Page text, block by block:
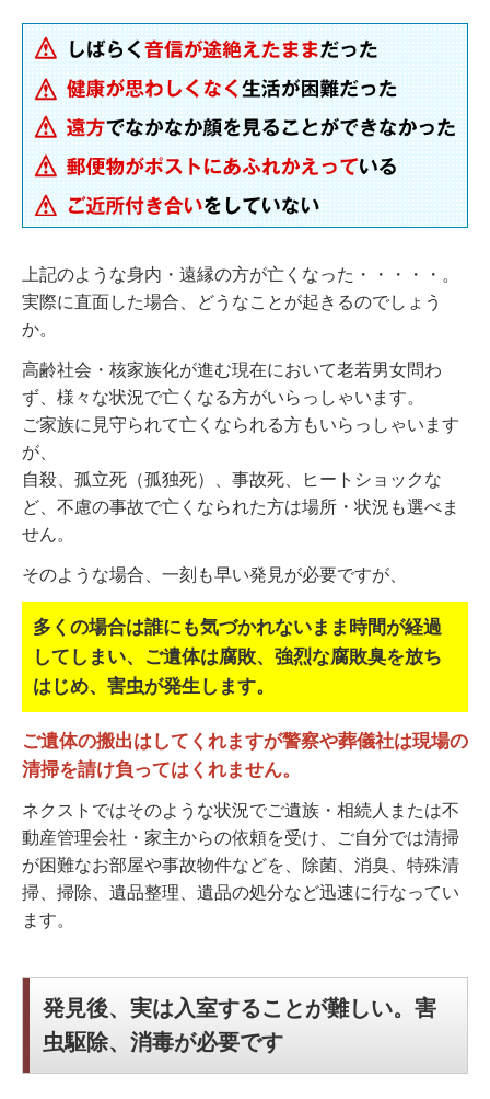
上記のような身内・遠縁の方が亡くなった・・・・・。
実際に直面した場合、どうなことが起きるのでしょう
か。
高齢社会・核家族化が進む現在において老若男女問わ
ず、様々な状況で亡くなる方がいらっしゃいます。
ご家族に見守られて亡くなられる方もいらっしゃいます
が、
自殺、孤立死（孤独死）、事故死、ヒートショックな
ど、不慮の事故で亡くなられた方は場所・状況も選べま
せん。
そのような場合、一刻も早い発見が必要ですが、
多くの場合は誰にも気づかれないまま時間が経過
してしまい、 ご遺体は腐敗、強烈な腐敗臭を放ち
はじめ、害虫が発生します。
ご遺体の搬出はしてくれますが警察や葬儀社は現場の
清掃を請け負ってはくれません。
ネクストではそのような状況でご遺族・相続人または不
動産管理会社・家主からの依頼を受け、ご自分では清掃
が困難なお部屋や事故物件などを、除菌、消臭、特殊清
掃、掃除、遺品整理、遺品の処分など迅速に行なってい
ます。
発見後、実は入室することが難しい。害
虫駆除、消毒が必要です